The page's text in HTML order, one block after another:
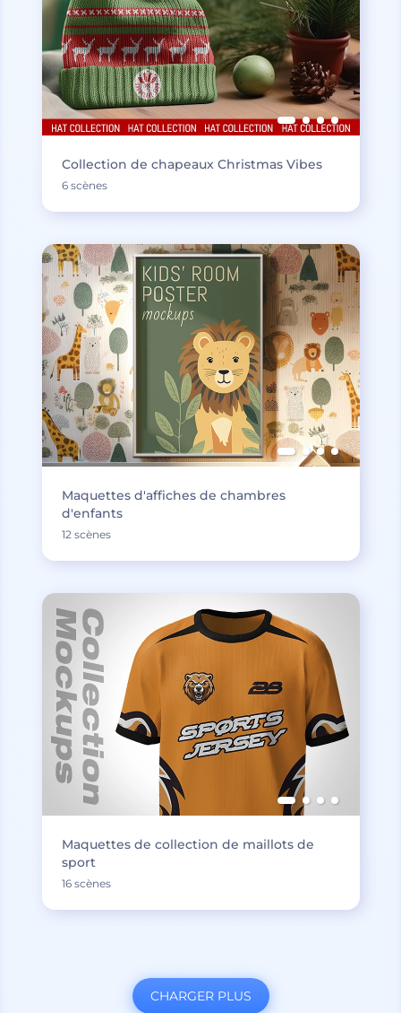
Collection de chapeaux Christmas Vibes
6 scènes
Maquettes d'affiches de chambres
d'enfants
12 scènes
Maquettes de collection de maillots de
sport
16 scènes
CHARGER PLUS